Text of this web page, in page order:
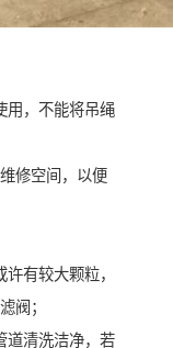
用，不能将吊绳
修空间，以便
有较大颗粒，
阀；
道清洗洁净，若